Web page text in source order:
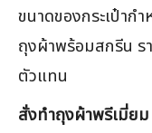
ขนาดของกระเป๋าก
ถุงผ้าพร้อมสกรีน ร
ตัวแทน
สั่งทำถุงผ้าพรีเมี่ยม